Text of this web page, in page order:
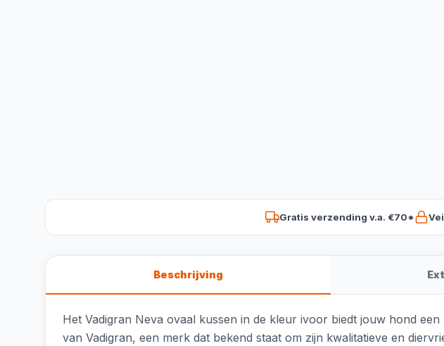
Gratis verzending v.a. €70*
Beschrijving
Het Vadigran Neva ovaal kussen in de kleur ivoor biedt jouw hond
van Vadigran, een merk dat bekend staat om zijn kwalitatieve en